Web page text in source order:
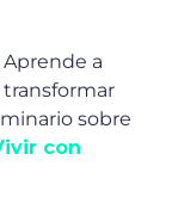
a
sobre
con